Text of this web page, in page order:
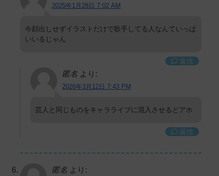
2025年1月28日 7:02 AM
今顔出しせずイラストだけで歌手してる人なんていっぱ
いいるじゃん
返信
匿名 より:
2026年3月12日 7:43 PM
芸人と同じものをキャラライブに混入させるどアホ
返信
匿名 より: